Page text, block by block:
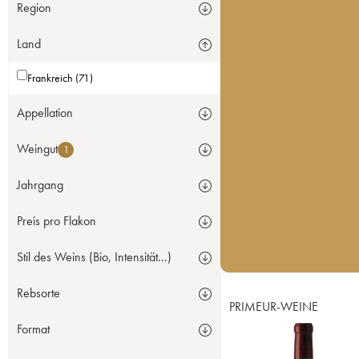
Region
Land
Frankreich (71)
Appellation
Weingut 1
Jahrgang
Preis pro Flakon
Stil des Weins (Bio, Intensität...)
Rebsorte
Format
PRIMEUR-WEINE